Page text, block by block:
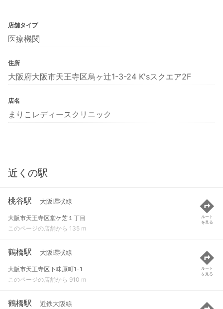
店舗タイプ
医療機関
住所
大阪府大阪市天王寺区烏ヶ辻1-3-24 K'sスクエア2F
店名
まりこレディースクリニック
近くの駅
桃谷駅 大阪環状線
大阪市天王寺区堂ケ芝１丁目
このページの店舗から 135 m
ルート
を見る
鶴橋駅 大阪環状線
大阪市天王寺区下味原町1-1
このページの店舗から 910 m
ルート
を見る
鶴橋駅 近鉄大阪線